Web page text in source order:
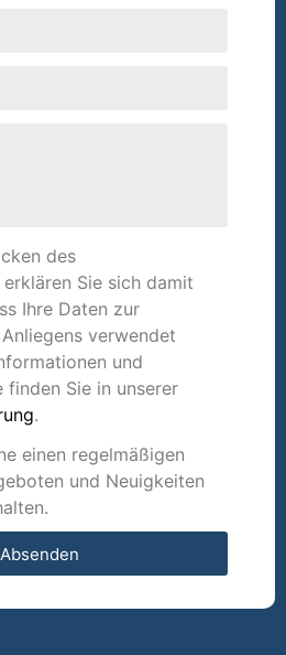
des
Sie sich damit
Ihre Daten zur
verwendet
und
finden Sie in unserer
.
einen regelmäßigen
und Neuigkeiten
Absenden